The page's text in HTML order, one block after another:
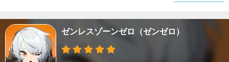
ゼンレスゾーンゼロ（ゼンゼロ）